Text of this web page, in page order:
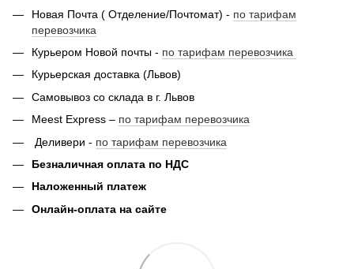
Новая Почта ( Отделение/Почтомат) - по тарифам
перевозчика
Курьером Новой почты - по тарифам перевозчика
Курьерская доставка (Львов)
Самовывоз со склада в г. Львов
Meest Express – по тарифам перевозчика
Деливери - по тарифам перевозчика
Безналичная оплата по НДС
Наложенный платеж
Онлайн-оплата на сайте